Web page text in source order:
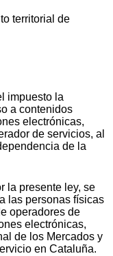
territorial de
impuesto la
a contenidos
electrónicas,
de servicios, al
de la
la presente ley, se
las personas físicas
operadores de
electrónicas,
de los Mercados y
en Cataluña.